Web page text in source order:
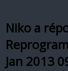
Niko a
Jan 2013